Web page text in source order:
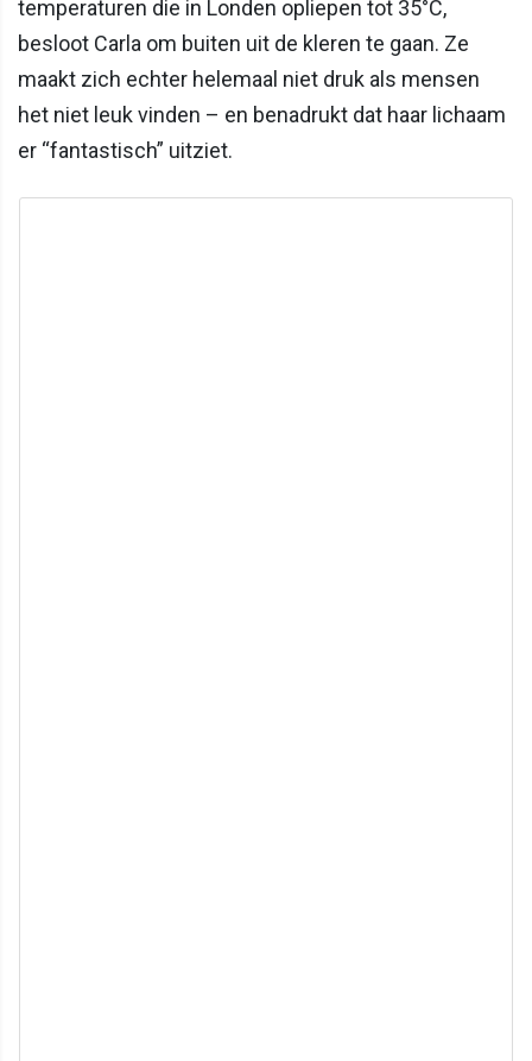
temperaturen die in Londen opliepen tot 35°C,
besloot Carla om buiten uit de kleren te gaan. Ze
maakt zich echter helemaal niet druk als mensen
het niet leuk vinden – en benadrukt dat haar lichaam
er “fantastisch” uitziet.